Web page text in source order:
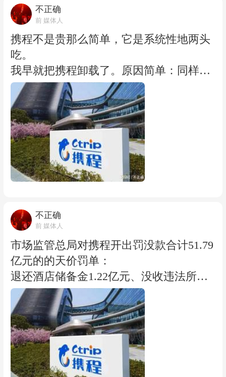
权投下一票。 作为观察者，盯紧携程整改
的后效比鼓掌更重要。 19项措施里，哪些
是真落地、哪些是文字游戏？新的分级合
作会不会换汤不换药？市场监管总局说了
要督导全面整改、接受社会监督，这个社
会监督，落到具体的人头上，就是我们每
一个订房人。 真正的考验是未来12个月。
新佣金模式公不公平？流量分配透不透
明？商家能不能真在多平台自由经营？消
费者打开App，看到的价是真竞争的结
果，还是算法重新包装的伪市场？ 我会继
续观察，不是跟携程较劲，是跟一种平台
人，都应该有能挺直腰板讲价、自由选择
的权利。 这权利，以前被算法的迷雾遮住
了。接下来，看携程，也看我们自己。
辜：这是系统行为，我也没办法。 这恰恰
是新型垄断最阴险的地方。它把违法行为
包装成技术创新、算法优化和商业效率。
消费者看着手机屏幕上的价格，以为市场
自由竞争的结果，殊不知背后是一只有形
的手在拨弄算盘。 调查显示，2020年以
来，携程在中国在线酒店预订平台服务市
场份额长期超过50%，是国内最大的在线
旅游平台，还控股去哪儿等平台。一半以
上的流量入口捏在它手里，商家不低头就
活不下去。 平台胡作非为的违规成本长期
低于违规收益。 2025年8月，贵州市场监
管局也约谈过。约谈没止住，举报却越来
越集中，说明在巨大的利益面前，约谈这
种软约束，对平台来说只是挠痒痒。 算法
的隐蔽性成了最好的保护色。 用调价助手
自动改价，限流摘牌则由系统执行，平台
可以堂而皇之地说这是技术中立。 这一次
监管的高明没被技术两个字唬住，而是直
接认定这种利用技术手段实施垄断，本身
就是滥用市场支配地位。 所以平台敢长期
这么干，不是因为它们傻，而是因为这套
软绳子战术在过去几年里几乎零成本、高
不正确
前 媒体人
携程不是贵那么简单，它是系统性地两头
吃。
我早就把携程卸载了。原因简单：同样一
张机票，它总比别人贵那么一大截。老用
户价经常比新用户价高；想退改，客服跟
你打太极……#携程被罚51亿# 用户体验太
差，或者用监管的说法，这叫滥用市场支
配地位。 罚单坐实了携程两条罪状。 第
一条，特牌变相二选一。 携程把合作酒店
分成特牌、金牌、无牌三等。特牌酒店享
只能跟携程独家合作，不许上美团、飞
猪。这套独家要求不写在合同里，由业务
经理口头传达。发现你跨平台经营，立刻
限流、摘牌。 选择权的丧失，是消费者为
这套体系付出的第一笔隐形税。 第二条，
调价助手、挂牌通强制全网最低价。 对没
签独家的金牌、无牌酒店，携程要求其在
携程平台的售价必须是全网最低，并且授
权携程直接改价。系统全天候扫描竞品价
格，一旦发现别家更便宜，算法不经商家
同意，自动把携程页面上的价格调低。 江
不正确
前 媒体人
市场监管总局对携程开出罚没款合计51.79
亿元的的天价罚单：
退还酒店储备金1.22亿元、没收违法所得1
6.58亿元、按2025年中国境内销售额469.5
8亿元的7.5%罚款35.21亿元。 很多人一看
绝对数，说："哦，比阿里182亿少多了，
携程这波罚得轻。" 轻吗？ 不轻，是换了
一种更狠的打法。 阿里当年是按2019年中
国境内销售额4557.12亿元的4%罚的182.28